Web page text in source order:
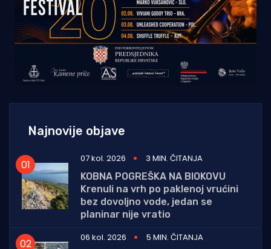
Najnovije objave
07 kol. 2026
3 MIN. ČITANJA
KOBNA POGREŠKA NA BIOKOVU
Krenuli na vrh po paklenoj vrućini
bez dovoljno vode, jedan se
planinar nije vratio
06 kol. 2026
5 MIN. ČITANJA